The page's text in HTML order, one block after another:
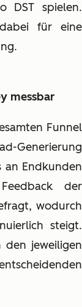
DSTspielen.
für eine
messbar
Funnel
Generierung
an Endkunden
der
wodurch
steigt.
den jeweiligen